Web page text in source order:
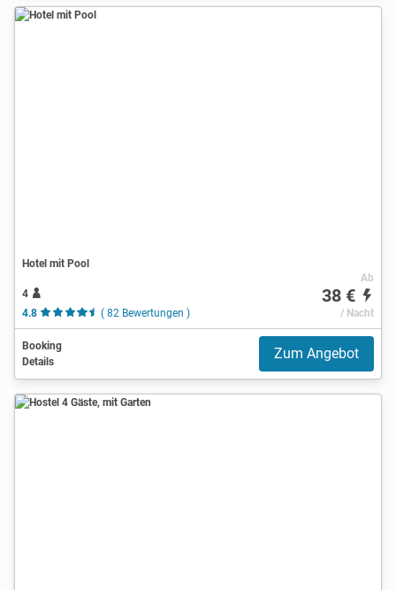
Hotel mit Pool
4
4.8
( 82 Bewertungen )
Ab
38 €
/ Nacht
Booking
Details
Zum Angebot